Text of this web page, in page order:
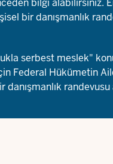
bilgi alabilirsiniz.
bir danışmanlık
serbest meslek"
Federal Hükümetin
danışmanlık